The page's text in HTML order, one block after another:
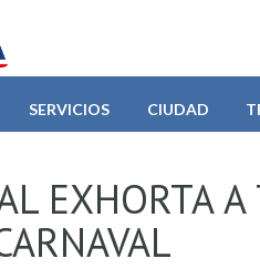
SERVICIOS CIUDAD
EXHORTA